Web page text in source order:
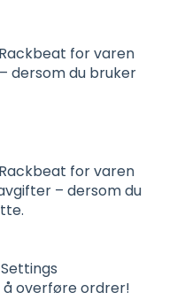
for varen
dersom du bruker
for varen
– dersom du
overføre ordrer!